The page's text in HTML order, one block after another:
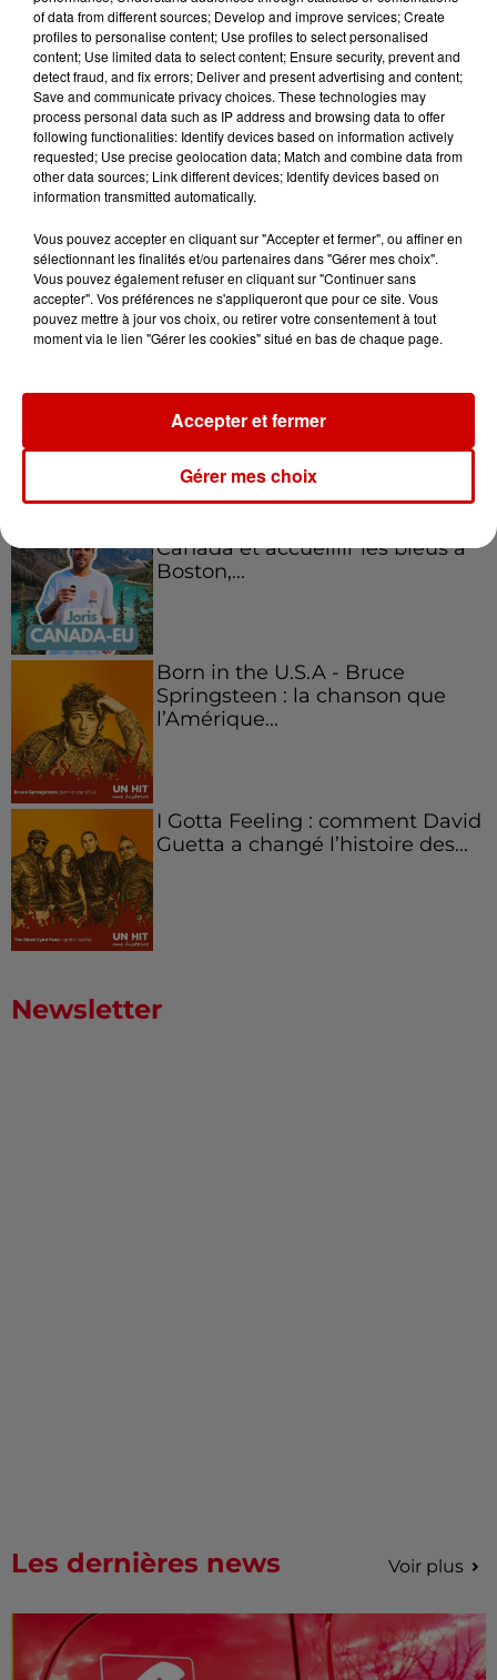
Le Duel - Gagnez votre balade
en jet ski !
Podcasts Voir plus
emblématique de
l'entrepreneuriat féminin
Canada et accueillir les bleus à
Boston,...
Born in the U.S.A - Bruce
Springsteen : la chanson que
l’Amérique...
I Gotta Feeling : comment David
Guetta a changé l’histoire des...
Newsletter
Les dernières news Voir plus
of data from different sources; Develop and improve services; Create
profiles to personalise content; Use profiles to select personalised
content; Use limited data to select content; Ensure security, prevent and
detect fraud, and fix errors; Deliver and present advertising and content;
Save and communicate privacy choices. These technologies may
process personal data such as IP address and browsing data to offer
following functionalities: Identify devices based on information actively
requested; Use precise geolocation data; Match and combine data from
other data sources; Link different devices; Identify devices based on
information transmitted automatically.
Vous pouvez accepter en cliquant sur "Accepter et fermer", ou affiner en
sélectionnant les finalités et/ou partenaires dans "Gérer mes choix".
Vous pouvez également refuser en cliquant sur "Continuer sans
accepter". Vos préférences ne s'appliqueront que pour ce site. Vous
pouvez mettre à jour vos choix, ou retirer votre consentement à tout
moment via le lien "Gérer les cookies" situé en bas de chaque page.
Gérer mes choix
Accepter et fermer